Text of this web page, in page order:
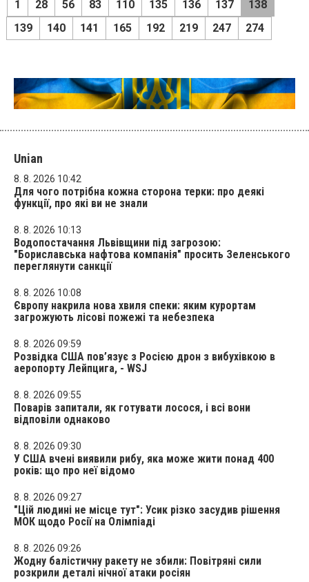
1 28 56 83 110 135 136 137
138
139
140 141 165 192 219 247 274
Unian
8. 8. 2026 10:42
Для чого потрібна кожна сторона терки: про деякі
функції, про які ви не знали
8. 8. 2026 10:13
Водопостачання Львівщини під загрозою:
"Бориславська нафтова компанія" просить Зеленського
переглянути санкції
8. 8. 2026 10:08
Європу накрила нова хвиля спеки: яким курортам
загрожують лісові пожежі та небезпека
8. 8. 2026 09:59
Розвідка США пов’язує з Росією дрон з вибухівкою в
аеропорту Лейпцига, - WSJ
8. 8. 2026 09:55
Поварів запитали, як готувати лосося, і всі вони
відповіли однаково
8. 8. 2026 09:30
У США вчені виявили рибу, яка може жити понад 400
років: що про неї відомо
8. 8. 2026 09:27
"Цій людині не місце тут": Усик різко засудив рішення
МОК щодо Росії на Олімпіаді
8. 8. 2026 09:26
Жодну балістичну ракету не збили: Повітряні сили
розкрили деталі нічної атаки росіян